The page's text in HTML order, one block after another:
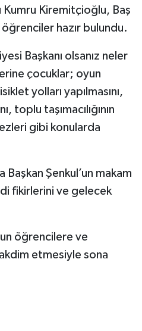
Kiremitçioğlu, Baş
hazır bulundu.
Başkanı olsanız neler
çocuklar; oyun
yolları yapılmasını,
toplu taşımacılığının
gibi konularda
Başkan Şenkul’un makam
fikirlerini ve gelecek
öğrencilere ve
etmesiyle sona